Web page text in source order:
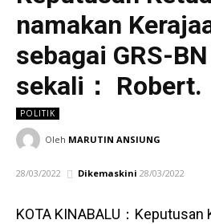
namakan
sebagai GRS-
sekali： Robert.
POLITIK
Oleh MARUTIN ANSIUNG
28/03/2022 Dikemaskini 28/03/2022
KOTA KINABALU：